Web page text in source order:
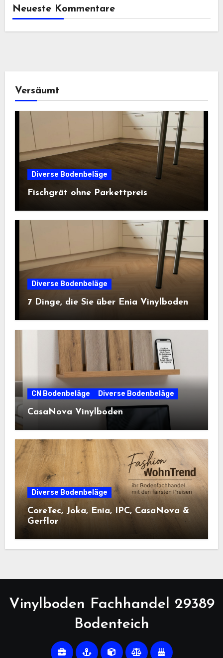
Neueste Kommentare
Versäumt
Diverse Bodenbeläge
Fischgrät ohne Parkettpreis
Diverse Bodenbeläge
7 Dinge, die Sie über Enia Vinylboden
CN Bodenbeläge Diverse Bodenbeläge
CasaNova Vinylboden
Diverse Bodenbeläge
CoreTec, Joka, Enia, IPC, CasaNova &
Gerflor
Vinylboden Fachhandel 29389
Bodenteich